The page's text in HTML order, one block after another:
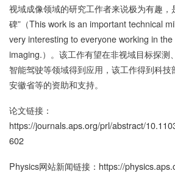
视域成像领域的研究工作者来说极为有趣
碑”（This work is an important technical
very interesting to everyone working in
imaging.）。该工作有望在非视域目标探测
智能驾驶等领域得到应用，该工作得到科技
安徽省等的资助和支持。
论文链接：
https://journals.aps.org/prl/abstract/
602
Physics网站新闻链接： https://